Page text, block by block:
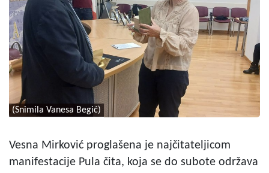
(Snimila Vanesa Begić)
Vesna Mirković proglašena je najčitateljicom
manifestacije Pula čita, koja se do subote održava